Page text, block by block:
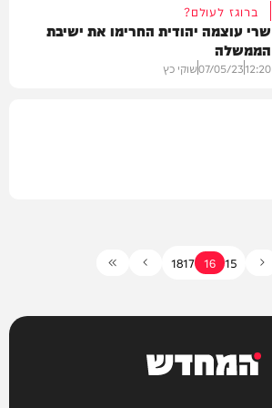
ברוגז לעולם?
שרי עוצמה יהודית החרימו את ישיבת
הממשלה
12:20
07/05/23שוקי כץ
15
16
17
18
המחדש